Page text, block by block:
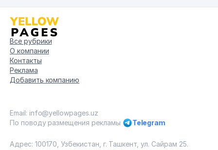
Все рубрики
О компании
Контакты
Реклама
Добавить компанию
Email: info@yellowpages.uz
По поводу размещения рекламы
Telegram
Адрес: 100170, Узбекистан, г. Ташкент, ул. Сайрам 25.